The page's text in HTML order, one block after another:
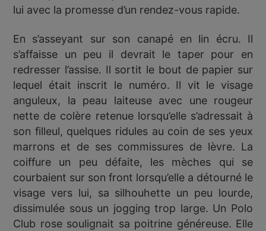
lui avec la promesse d’un rendez-vous rapide.
En s’asseyant sur son canapé en lin écru. Il
s’affaisse un peu il devrait le taper pour en
redresser l’assise. Il sortit le bout de papier sur
lequel était inscrit le numéro. Il vit le visage
anguleux, la peau laiteuse avec une rougeur
nette de colère retenue lorsqu’elle s’adressait à
son filleul, quelques ridules au coin de ses yeux
marrons et de ses commissures de lèvre. La
coiffure un peu défaite, les mèches qui se
courbaient sur son front lorsqu’elle a détourné le
visage vers lui, sa silhouhette un peu lourde,
dissimulée sous un jogging trop large. Un Polo
Club rose soulignait sa poitrine généreuse. Elle